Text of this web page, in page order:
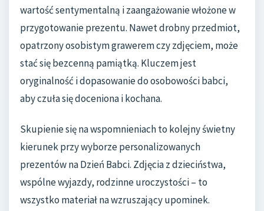
wartość sentymentalną i zaangażowanie włożone w
przygotowanie prezentu. Nawet drobny przedmiot,
opatrzony osobistym grawerem czy zdjęciem, może
stać się bezcenną pamiątką. Kluczem jest
oryginalność i dopasowanie do osobowości babci,
aby czuła się doceniona i kochana.
Skupienie się na wspomnieniach to kolejny świetny
kierunek przy wyborze personalizowanych
prezentów na Dzień Babci. Zdjęcia z dzieciństwa,
wspólne wyjazdy, rodzinne uroczystości – to
wszystko materiał na wzruszający upominek.